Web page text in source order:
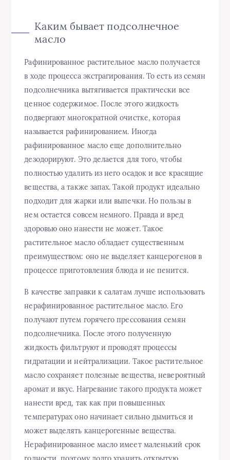
Каким бывает подсолнечное
масло
Рафинированное растительное масло получается
в ходе процесса экстрагирования. То есть из семян
подсолнечника вытягивается практически все
ценное содержимое. После этого жидкость
подвергают многократной очистке, которая
называется рафинированием. Иногда
рафинированное масло еще дополнительно
дезодорируют. Это делается для того, чтобы
полностью удалить из него осадок и все красящие
вещества, а также запах. Такой продукт идеально
подходит для жарки или выпечки. Но пользы в
нем остается совсем немного. Правда и вред
здоровью оно нанести не может. Такое
растительное масло обладает существенным
преимуществом: оно не выделяет канцерогенов в
процессе приготовления блюда и не пенится.
В качестве заправки к салатам лучше использовать
нерафинированное растительное масло. Его
получают путем горячего прессования семян
подсолнечника. После этого полученную
жидкость фильтруют и проводят процессы
гидратации и нейтрализации. Такое растительное
масло сохраняет полезные вещества, невероятный
аромат и вкус. Нагревание такого продукта может
нанести вред, так как при повышенных
температурах оно начинает сильно дымиться и
может выделять канцерогенные вещества.
Нерафинированное масло имеет маленький срок